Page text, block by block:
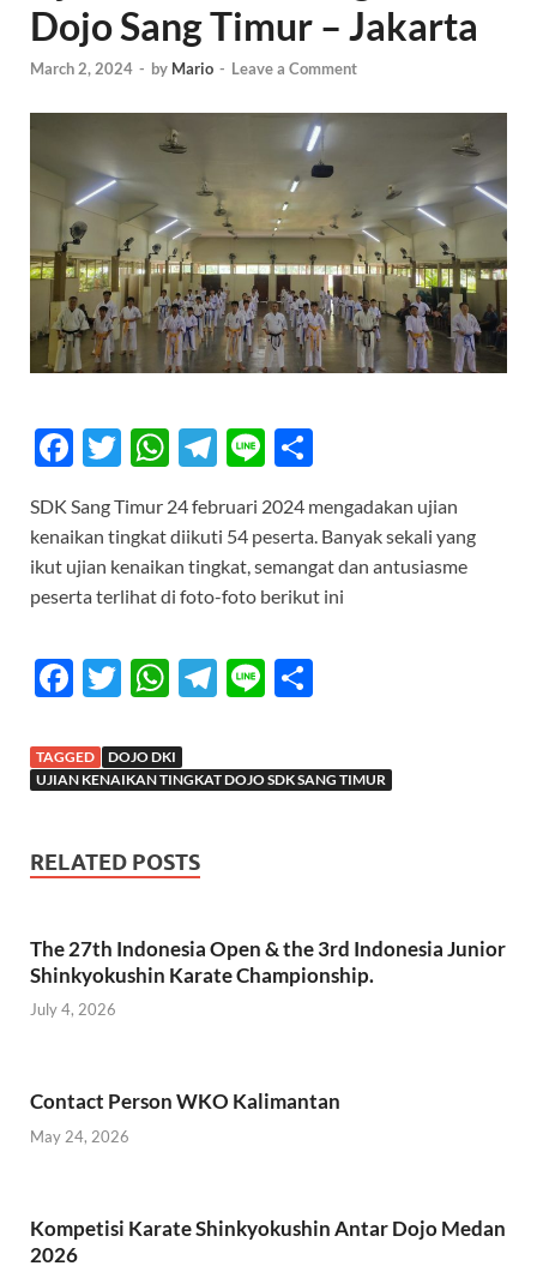
Dojo Sang Timur – Jakarta
March 2, 2024 - by Mario - Leave a Comment
F
e
b
o
k
T
itt
er
W
at
s
A
p
T
e
gr
a
Li
e
ar
e
SDK Sang Timur 24 februari 2024 mengadakan ujian
kenaikan tingkat diikuti 54 peserta. Banyak sekali yang
ikut ujian kenaikan tingkat, semangat dan antusiasme
peserta terlihat di foto-foto berikut ini
F
e
b
o
T
itt
er
W
at
s
p
T
gr
Li
e
TAGGED
DOJO DKI
UJIAN KENAIKAN TINGKAT DOJO SDK SANG TIMUR
RELATED POSTS
The 27th Indonesia Open & the 3rd Indonesia Junior
Shinkyokushin Karate Championship.
July 4, 2026
Contact Person WKO Kalimantan
May 24, 2026
Kompetisi Karate Shinkyokushin Antar Dojo Medan
2026